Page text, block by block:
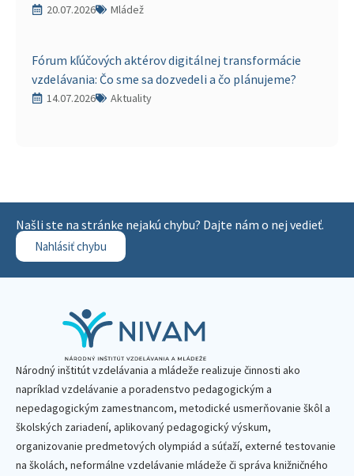
20.07.2026 Mládež
Fórum kľúčových aktérov digitálnej transformácie
vzdelávania: Čo sme sa dozvedeli a čo plánujeme?
14.07.2026 Aktuality
Našli ste na stránke nejakú chybu? Dajte nám o nej vedieť.
Nahlásiť chybu
Národný inštitút vzdelávania a mládeže realizuje činnosti ako
napríklad vzdelávanie a poradenstvo pedagogickým a
nepedagogickým zamestnancom, metodické usmerňovanie škôl a
školských zariadení, aplikovaný pedagogický výskum,
organizovanie predmetových olympiád a súťaží, externé testovanie
na školách, neformálne vzdelávanie mládeže či správa knižničného